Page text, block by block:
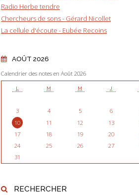
Radio Herbe tendre
Chercheurs de sons - Gérard Nicollet
La cellule d'écoute - Eubée Recoins
AOÛT 2026
Calendrier des notes en Août 2026
L M M J
3
4 5 6
10
11 12 13
17
18 19 20
24
25 26 27
31
RECHERCHER